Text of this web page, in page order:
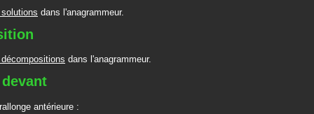
dans l'anagrammeur.
dans l'anagrammeur.
antérieure :